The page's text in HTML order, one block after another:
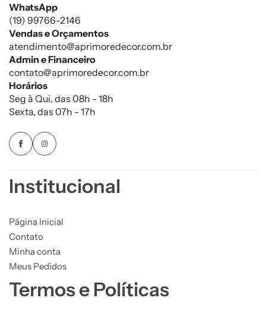
WhatsApp
(19) 99766-2146
Vendas e Orçamentos
atendimento@aprimoredecor.com.br
Admin e Financeiro
contato@aprimoredecor.com.br
Horários
Seg à Qui, das 08h - 18h
Sexta, das 07h - 17h
Institucional
Página Inicial
Contato
Minha conta
Meus Pedidos
Termos e Políticas